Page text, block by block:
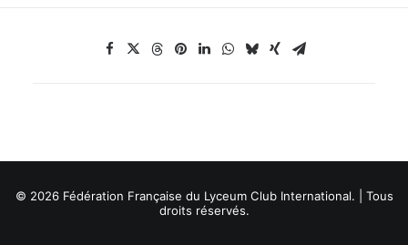
© 2026 Fédération Française du Lyceum Club International. | Tous
droits réservés.